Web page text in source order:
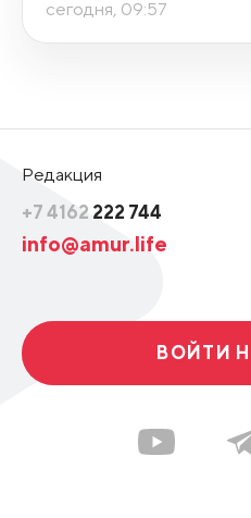
сегодня, 09:57
Редакция
+7 4162 222 744
info@amur.life
ВОЙТИ